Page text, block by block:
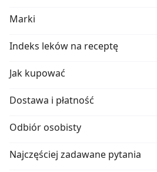
Marki
Indeks leków na receptę
Jak kupować
Dostawa i płatność
Odbiór osobisty
Najczęściej zadawane pytania